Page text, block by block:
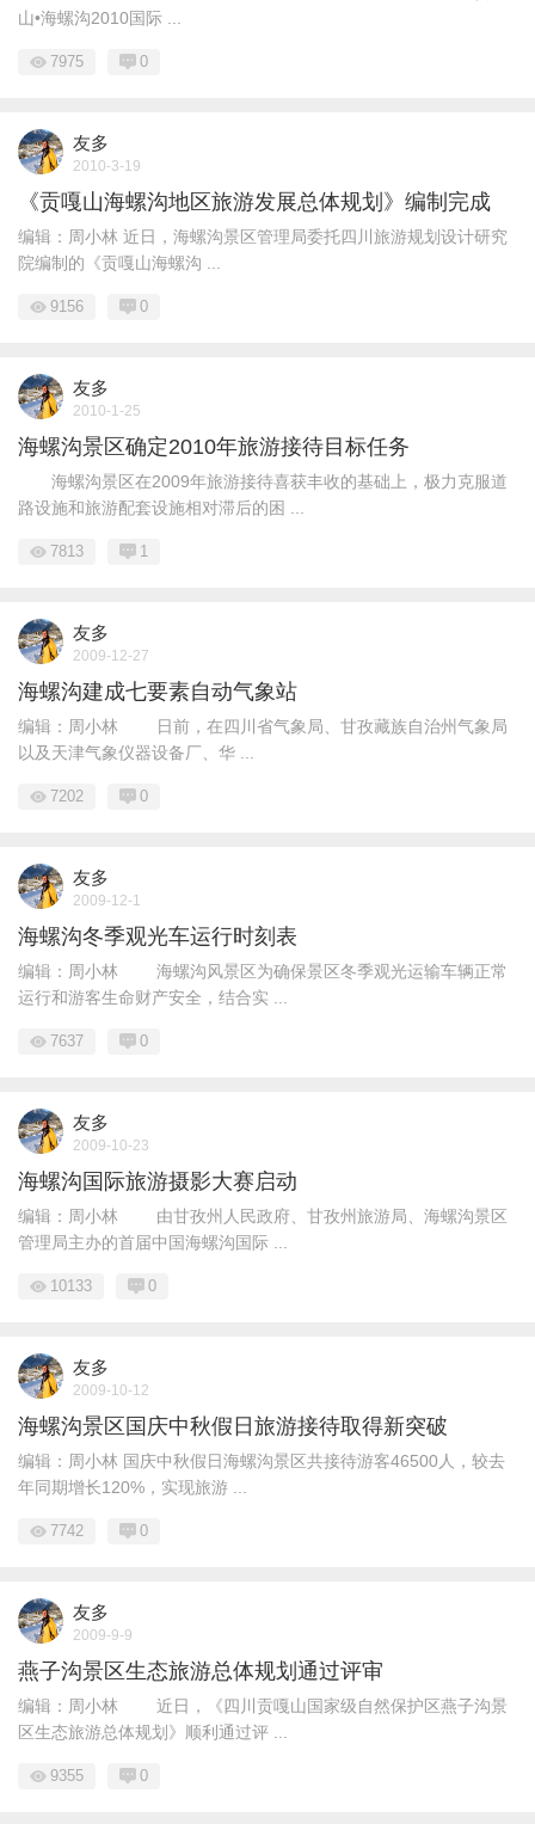
山•海螺沟2010国际 ...
7975 0
友多
2010-3-19
《贡嘎山海螺沟地区旅游发展总体规划》编制完成
编辑：周小林 近日，海螺沟景区管理局委托四川旅游规划设计研究
院编制的《贡嘎山海螺沟 ...
9156 0
友多
2010-1-25
海螺沟景区确定2010年旅游接待目标任务
海螺沟景区在2009年旅游接待喜获丰收的基础上，极力克服道
路设施和旅游配套设施相对滞后的困 ...
7813 1
友多
2009-12-27
海螺沟建成七要素自动气象站
编辑：周小林 日前，在四川省气象局、甘孜藏族自治州气象局
以及天津气象仪器设备厂、华 ...
7202 0
友多
2009-12-1
海螺沟冬季观光车运行时刻表
编辑：周小林 海螺沟风景区为确保景区冬季观光运输车辆正常
运行和游客生命财产安全，结合实 ...
7637 0
友多
2009-10-23
海螺沟国际旅游摄影大赛启动
编辑：周小林 由甘孜州人民政府、甘孜州旅游局、海螺沟景区
管理局主办的首届中国海螺沟国际 ...
10133 0
友多
2009-10-12
海螺沟景区国庆中秋假日旅游接待取得新突破
编辑：周小林 国庆中秋假日海螺沟景区共接待游客46500人，较去
年同期增长120%，实现旅游 ...
7742 0
友多
2009-9-9
燕子沟景区生态旅游总体规划通过评审
编辑：周小林 近日，《四川贡嘎山国家级自然保护区燕子沟景
区生态旅游总体规划》顺利通过评 ...
9355 0